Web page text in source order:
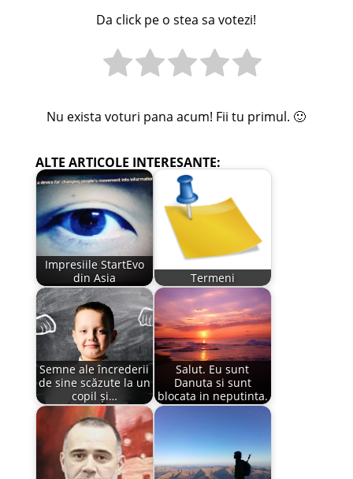
Da click pe o stea sa votezi!
Nu exista voturi pana acum! Fii tu primul. 🙂
ALTE ARTICOLE INTERESANTE:
Impresiile StartEvo
din Asia
Termeni
Semne ale încrederii
de sine scăzute la un
copil și…
Salut. Eu sunt
Danuta si sunt
blocata in neputinta.